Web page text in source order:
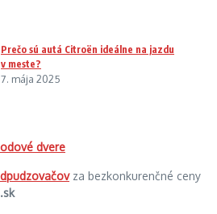
Prečo sú autá Citroën ideálne na jazdu
v meste?
7. mája 2025
dvere
za bezkonkurenčné ceny